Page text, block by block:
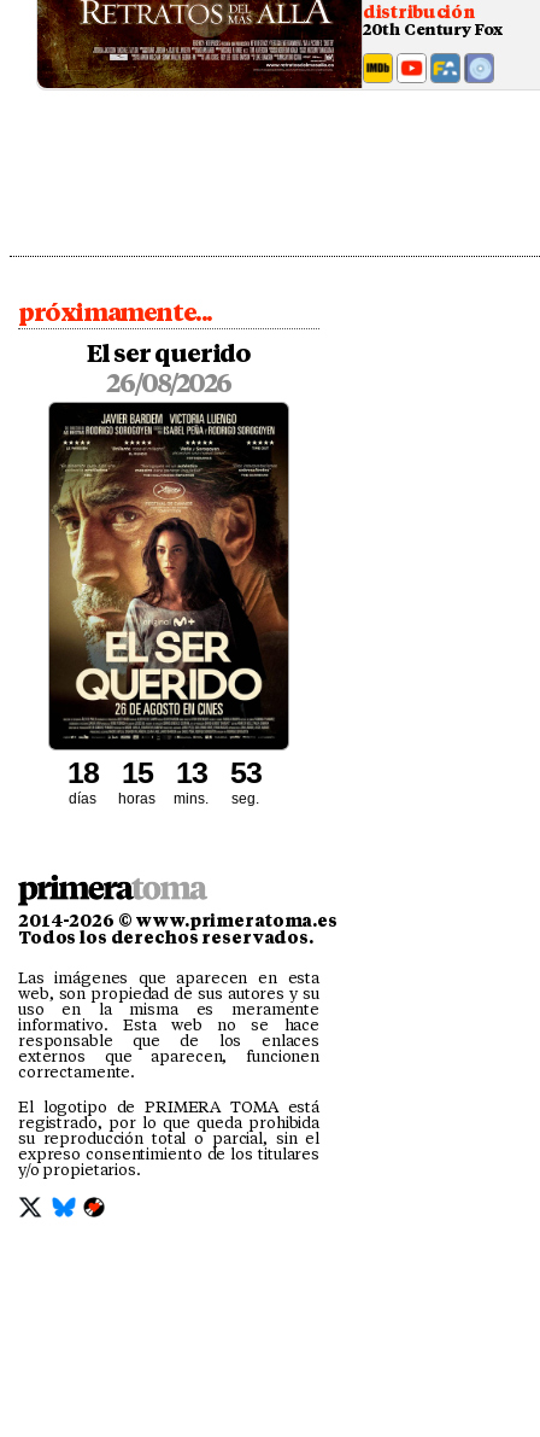
distribución
20th Century Fox
próximamente...
El ser querido
26/08/2026
días
18
horas
15
mins.
13
seg.
51
2
2014-2026 © www.primeratoma.es
Todos los derechos reservados.
Las imágenes que aparecen en esta
web, son propiedad de sus autores y su
uso en la misma es meramente
informativo. Esta web no se hace
responsable que de los enlaces
externos que aparecen, funcionen
correctamente.
El logotipo de PRIMERA TOMA está
registrado, por lo que queda prohibida
su reproducción total o parcial, sin el
expreso consentimiento de los titulares
y/o propietarios.